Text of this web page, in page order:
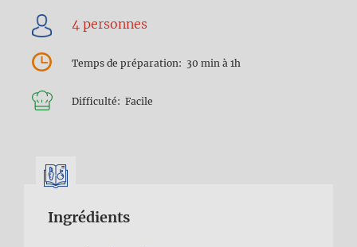
Temps de préparation 30 min à 1h
Difficulté Facile
Ingrédients